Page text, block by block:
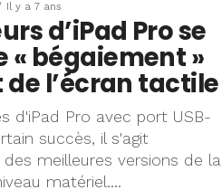
Il y a 7 ans
d’iPad Pro se
« bégaiement »
l’écran tactile
d'iPad Pro avec port USB-
succès, il s'agit
meilleures versions de la
matériel....